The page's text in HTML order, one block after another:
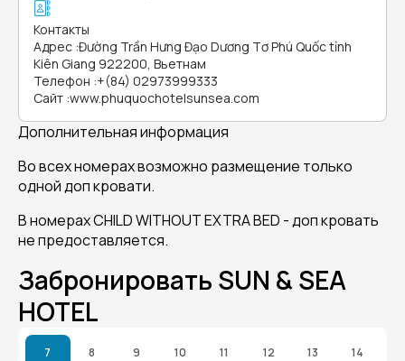
Контакты
Адрес :Đường Trần Hưng Đạo Dương Tơ Phú Quốc tỉnh
Kiên Giang 922200, Вьетнам
Телефон :+(84) 02973999333
Сайт :www.phuquochotelsunsea.com
Дополнительная информация
Во всех номерах возможно размещение только
одной доп кровати.
В номерах CHILD WITHOUT EXTRA BED - доп кровать
не предоставляется.
Забронировать SUN & SEA
HOTEL
7 8 9 10 11 12 13 14